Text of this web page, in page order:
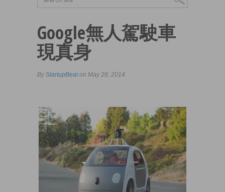
Google無人駕駛車
現真身
By StartupBeaton May 28, 2014